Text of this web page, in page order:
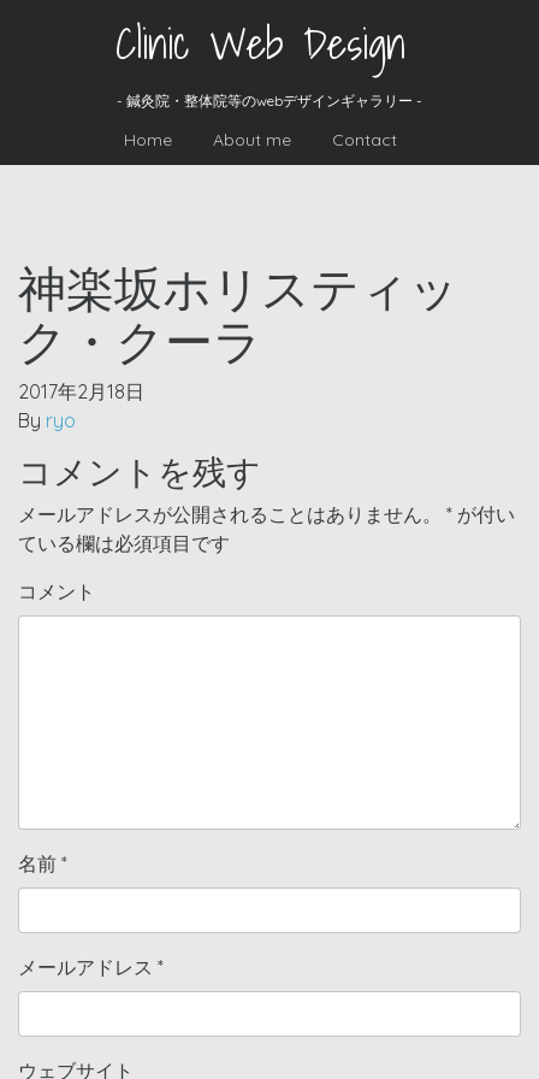
Clinic Web Design
- 鍼灸院・整体院等のwebデザインギャラリー -
Home About me Contact
神楽坂ホリスティッ
ク・クーラ
2017年2月18日
By ryo
コメントを残す
メールアドレスが公開されることはありません。 * が付い
ている欄は必須項目です
コメント
名前 *
メールアドレス *
ウェブサイト